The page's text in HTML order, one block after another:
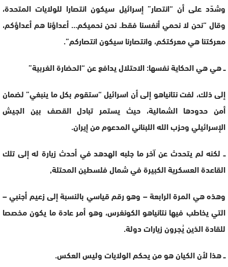
وشدّد على أن “انتصار” إسرائيل سيكون انتصارا للولايات المتحدة،
وقال “نحن لا نحمي أنفسنا فقط. نحن نحميكم… أعداؤنا هم أعداؤكم،
معركتنا هي معركتكم، وانتصارنا سيكون انتصاركم”.
ــ هي هي الحكاية نفسها: الاحتلال يدافع عن “الحضارة الغربية”
إلى ذلك، لفت نتانياهو إلى أن اسرائيل “ستقوم بكل ما ينبغي” لضمان
أمن حدودها الشمالية، حيث يستمر تبادل القصف بين الجيش
الإسرائيلي وحزب الله اللبناني المدعوم من إيران.
ــ لكنه لم يتحدث عن آخر ما جلبه الهدهد في أحدث زيارة له إلى تلك
القاعدة العسكرية الكبيرة في شمال فلسطين المحتلة,
وهذه هي المرة الرابعة – وهو رقم قياسي بالنسبة إلى زعيم أجنبي –
التي يخاطب فيها نتانياهو الكونغرس، وهو أمر عادة ما يكون مخصصا
للقادة الذين يُجرون زيارات دولة.
ــ هذا لأن الكيان هو من يحكم الولايات وليس العكس.